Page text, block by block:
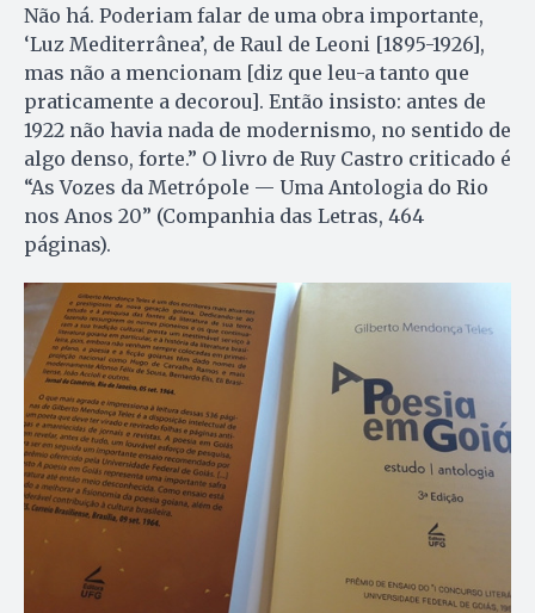
Não há. Poderiam falar de uma obra importante,
‘Luz Mediterrânea’, de Raul de Leoni [1895-1926],
mas não a mencionam [diz que leu-a tanto que
praticamente a decorou]. Então insisto: antes de
1922 não havia nada de modernismo, no sentido de
algo denso, forte.” O livro de Ruy Castro criticado é
“As Vozes da Metrópole — Uma Antologia do Rio
nos Anos 20” (Companhia das Letras, 464
páginas).